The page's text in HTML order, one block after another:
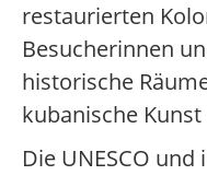
restaurierten
Besucherinnen
historische
kubanische
Die UNESCO